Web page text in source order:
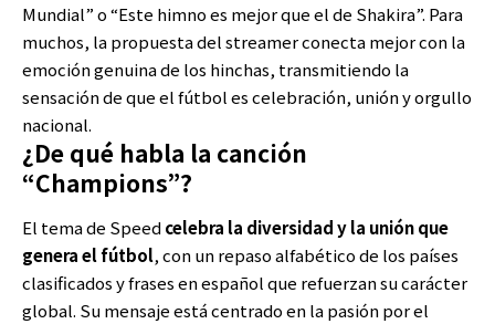
Mundial” o “Este himno es mejor que el de Shakira”. Para
muchos, la propuesta del streamer conecta mejor con la
emoción genuina de los hinchas, transmitiendo la
sensación de que el fútbol es celebración, unión y orgullo
nacional.
¿De qué habla la canción
“Champions”?
El tema de Speedcelebra la diversidad y la unión que
genera el fútbol, con un repaso alfabético de los países
clasificados y frases en español que refuerzan su carácter
global. Su mensaje está centrado en la pasión por el